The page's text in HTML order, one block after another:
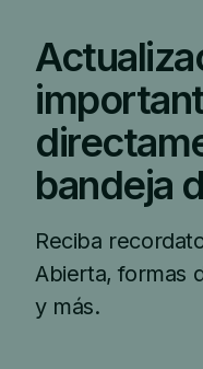
bandeja
Reciba
Abierta, formas
y más.